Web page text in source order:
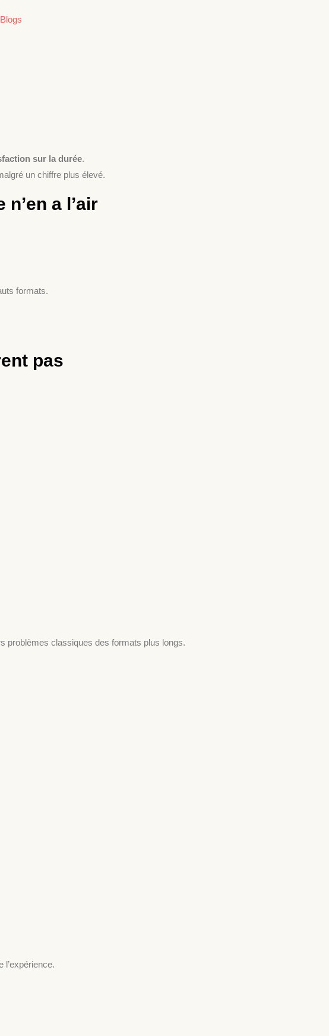
Blogs
sur la durée.
un chiffre plus élevé.
a l’air
formats.
pas
problèmes classiques des formats plus longs.
l’expérience.